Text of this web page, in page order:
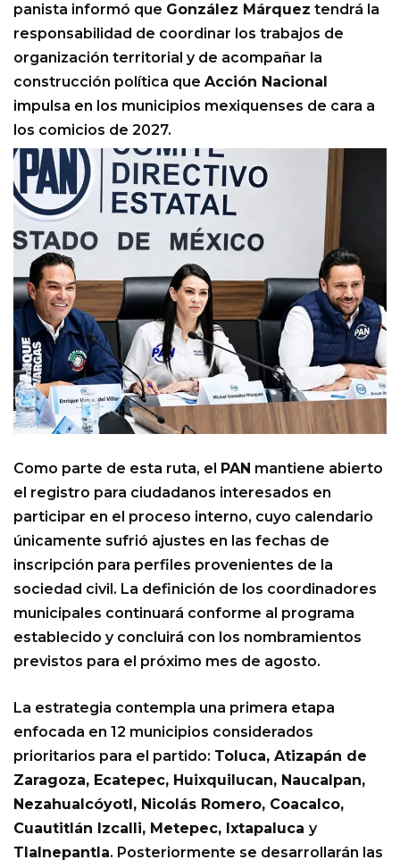
panista informó que González Márquez tendrá la
responsabilidad de coordinar los trabajos de
organización territorial y de acompañar la
construcción política que Acción Nacional
impulsa en los municipios mexiquenses de cara a
los comicios de 2027.
Como parte de esta ruta, el PAN mantiene abierto
el registro para ciudadanos interesados en
participar en el proceso interno, cuyo calendario
únicamente sufrió ajustes en las fechas de
inscripción para perfiles provenientes de la
sociedad civil. La definición de los coordinadores
municipales continuará conforme al programa
establecido y concluirá con los nombramientos
previstos para el próximo mes de agosto.
La estrategia contempla una primera etapa
enfocada en 12 municipios considerados
prioritarios para el partido: Toluca, Atizapán de
Zaragoza, Ecatepec, Huixquilucan, Naucalpan,
Nezahualcóyotl, Nicolás Romero, Coacalco,
Cuautitlán Izcalli, Metepec, Ixtapaluca y
Tlalnepantla. Posteriormente se desarrollarán las